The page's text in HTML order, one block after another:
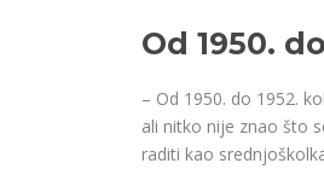
Od 1950.
– Od 1950. do 1952.
ali nitko nije znao što
raditi kao